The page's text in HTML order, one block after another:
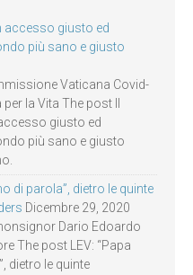
accesso giusto ed
più sano e giusto
Vaticana Covid-
la Vita The post Il
giusto ed
più sano e giusto
di parola”, dietro le quinte
Dicembre 29, 2020
Dario Edoardo
The post LEV: “Papa
dietro le quinte